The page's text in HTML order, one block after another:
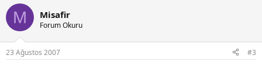
M Misafir
Forum Okuru
23 Ağustos 2007 #3